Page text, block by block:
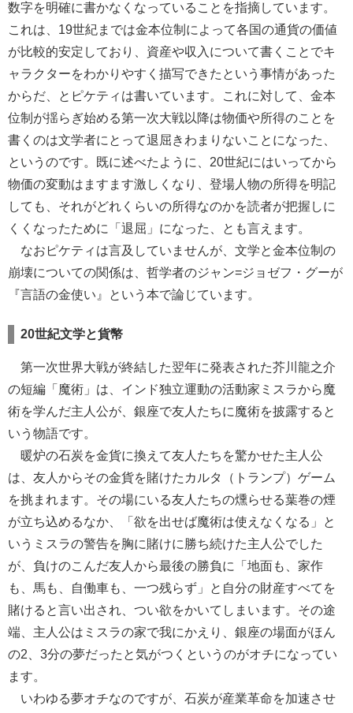
数字を明確に書かなくなっていることを指摘しています。
これは、19世紀までは金本位制によって各国の通貨の価値
が比較的安定しており、資産や収入について書くことでキ
ャラクターをわかりやすく描写できたという事情があった
からだ、とピケティは書いています。これに対して、金本
位制が揺らぎ始める第一次大戦以降は物価や所得のことを
書くのは文学者にとって退屈きわまりないことになった、
というのです。既に述べたように、20世紀にはいってから
物価の変動はますます激しくなり、登場人物の所得を明記
しても、それがどれくらいの所得なのかを読者が把握しに
くくなったために「退屈」になった、とも言えます。
なおピケティは言及していませんが、文学と金本位制の
崩壊についての関係は、哲学者のジャン=ジョゼフ・グーが
『言語の金使い』という本で論じています。
20世紀文学と貨幣
第一次世界大戦が終結した翌年に発表された芥川龍之介
の短編「魔術」は、インド独立運動の活動家ミスラから魔
術を学んだ主人公が、銀座で友人たちに魔術を披露すると
いう物語です。
暖炉の石炭を金貨に換えて友人たちを驚かせた主人公
は、友人からその金貨を賭けたカルタ（トランプ）ゲーム
を挑まれます。その場にいる友人たちの燻らせる葉巻の煙
が立ち込めるなか、「欲を出せば魔術は使えなくなる」と
いうミスラの警告を胸に賭けに勝ち続けた主人公でした
が、負けのこんだ友人から最後の勝負に「地面も、家作
も、馬も、自働車も、一つ残らず」と自分の財産すべてを
賭けると言い出され、つい欲をかいてしまいます。その途
端、主人公はミスラの家で我にかえり、銀座の場面がほん
の2、3分の夢だったと気がつくというのがオチになってい
ます。
いわゆる夢オチなのですが、石炭が産業革命を加速させ